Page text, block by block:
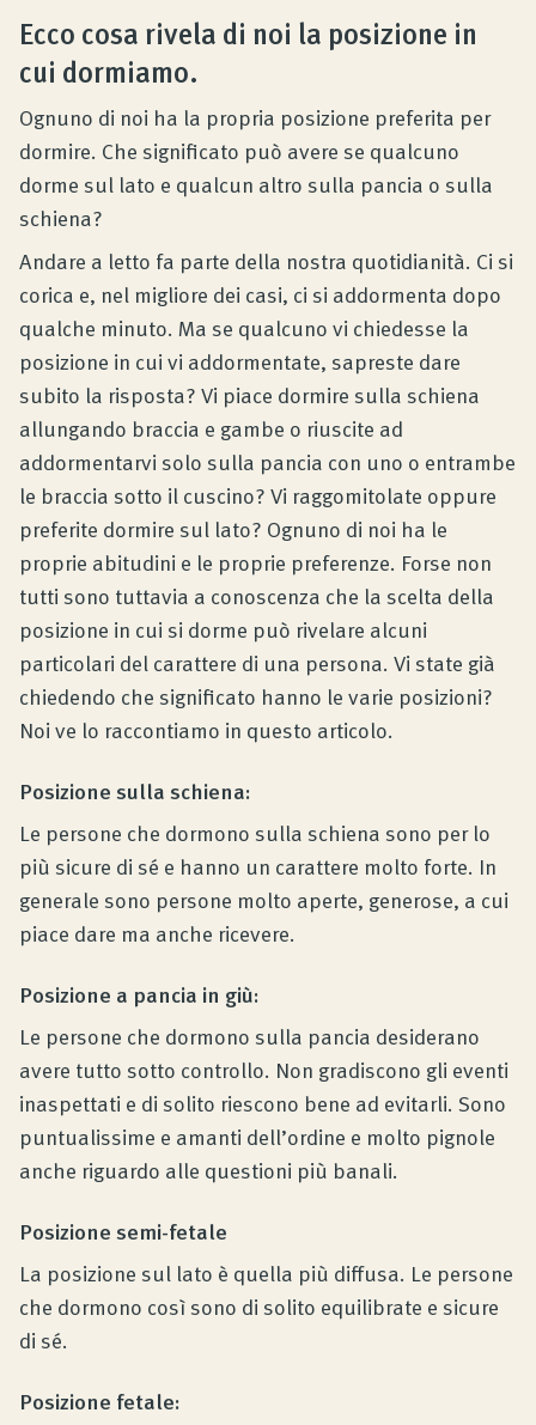
Consulenza prodotto
Azienda
Contatto
Rivista
Ecco cosa rivela di noi la posizione in
cui dormiamo.
Ognuno di noi ha la propria posizione preferita per
dormire. Che significato può avere se qualcuno
dorme sul lato e qualcun altro sulla pancia o sulla
schiena?
Andare a letto fa parte della nostra quotidianità. Ci si
corica e, nel migliore dei casi, ci si addormenta dopo
qualche minuto. Ma se qualcuno vi chiedesse la
posizione in cui vi addormentate, sapreste dare
subito la risposta? Vi piace dormire sulla schiena
allungando braccia e gambe o riuscite ad
addormentarvi solo sulla pancia con uno o entrambe
le braccia sotto il cuscino? Vi raggomitolate oppure
preferite dormire sul lato? Ognuno di noi ha le
proprie abitudini e le proprie preferenze. Forse non
tutti sono tuttavia a conoscenza che la scelta della
posizione in cui si dorme può rivelare alcuni
particolari del carattere di una persona. Vi state già
chiedendo che significato hanno le varie posizioni?
Noi ve lo raccontiamo in questo articolo.
Posizione sulla schiena:
Le persone che dormono sulla schiena sono per lo
più sicure di sé e hanno un carattere molto forte. In
generale sono persone molto aperte, generose, a cui
piace dare ma anche ricevere.
Posizione a pancia in giù:
Le persone che dormono sulla pancia desiderano
avere tutto sotto controllo. Non gradiscono gli eventi
inaspettati e di solito riescono bene ad evitarli. Sono
puntualissime e amanti dell’ordine e molto pignole
anche riguardo alle questioni più banali.
Posizione semi-fetale
La posizione sul lato è quella più diffusa. Le persone
che dormono così sono di solito equilibrate e sicure
di sé.
Posizione fetale: